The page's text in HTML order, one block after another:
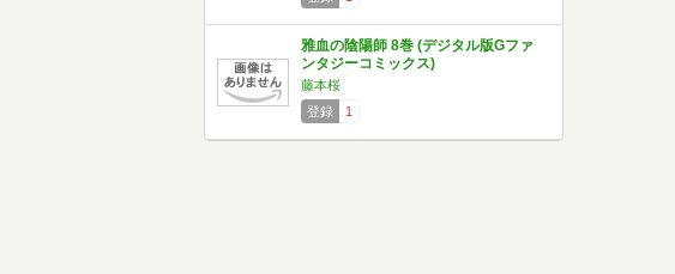
雅血の陰陽師 8巻 (デジタル版Gファ
ンタジーコミックス)
藤本桜
登録
1